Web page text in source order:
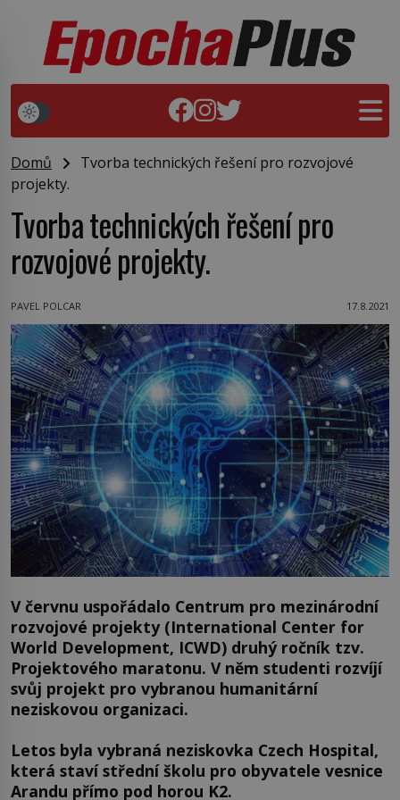
Domů
Tvorba technických řešení pro rozvojové
projekty.
Tvorba technických řešení pro
rozvojové projekty.
PAVEL POLCAR 17.8.2021
V červnu uspořádalo Centrum pro mezinárodní
rozvojové projekty (International Center for
World Development, ICWD) druhý ročník tzv.
Projektového maratonu. V něm studenti rozvíjí
svůj projekt pro vybranou humanitární
neziskovou organizaci.
Letos byla vybraná neziskovka Czech Hospital,
která staví střední školu pro obyvatele vesnice
Arandu přímo pod horou K2.